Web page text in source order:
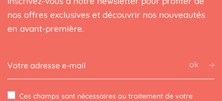
nos offres exclusives et découvrir nos nouveautés
en avant-première.
ok
Ces champs sont nécessaires au traitement de votre